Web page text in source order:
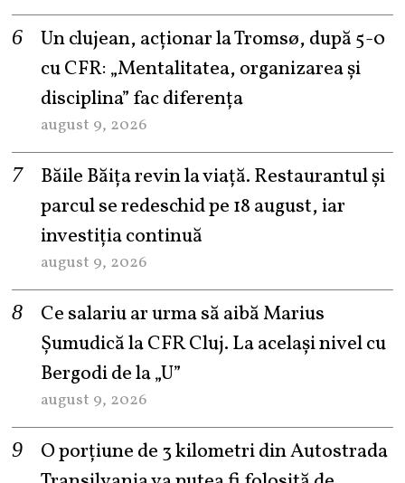
Un clujean, acționar la Tromsø, după 5-0
cu CFR: „Mentalitatea, organizarea și
disciplina” fac diferența
august 9, 2026
Băile Băița revin la viață. Restaurantul și
parcul se redeschid pe 18 august, iar
investiția continuă
august 9, 2026
Ce salariu ar urma să aibă Marius
Șumudică la CFR Cluj. La același nivel cu
Bergodi de la „U”
august 9, 2026
O porțiune de 3 kilometri din Autostrada